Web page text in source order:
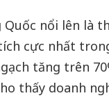
Quốc nổi lên là
cực nhất
tăng trên
thấy doanh